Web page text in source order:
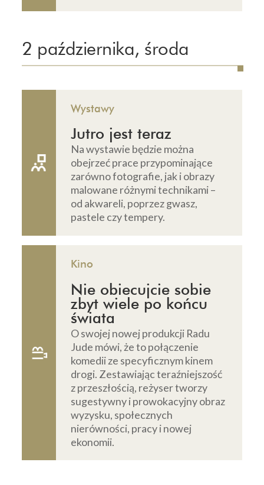
2 października, środa
Wystawy
Jutro jest teraz
Na wystawie będzie można
obejrzeć prace przypominające
zarówno fotografie, jak i obrazy
malowane różnymi technikami –
od akwareli, poprzez gwasz,
pastele czy tempery.
Kino
Nie obiecujcie sobie
zbyt wiele po końcu
świata
O swojej nowej produkcji Radu
Jude mówi, że to połączenie
komedii ze specyficznym kinem
drogi. Zestawiając teraźniejszość
z przeszłością, reżyser tworzy
sugestywny i prowokacyjny obraz
wyzysku, społecznych
nierówności, pracy i nowej
ekonomii.